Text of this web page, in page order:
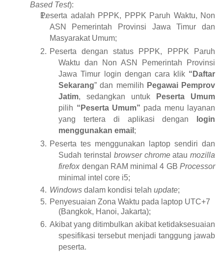
Based Test):
Peserta adalah PPPK, PPPK Paruh Waktu, Non
ASN Pemerintah Provinsi
Jawa Timur dan
Masyarakat Umum;
Peserta dengan status PPPK, PPPK Paruh
Waktu dan Non ASN Pemerintah
Provinsi
Jawa Timur login dengan cara klik “Daftar
Sekarang” dan memilih Pegawai Pemprov
Jatim, sedangkan untuk Peserta Umum
pilih “Peserta Umum” pada menu layanan
yang tertera di aplikasi dengan
login
menggunakanemail ;
Peserta tes menggunakan laptop sendiri dan
Sudah terinstal browser chrome ataumozilla
firefox dengan RAM minimal 4 GB Processor
minimal intel core i5;
Windows dalam kondisi telah update;
Penyesuaian Zona Waktu pada laptop UTC+7
(Bangkok, Hanoi, Jakarta);
Akibat yang ditimbulkan akibat ketidaksesuaian
spesifikasi tersebut menjadi tanggung jawab
peserta.